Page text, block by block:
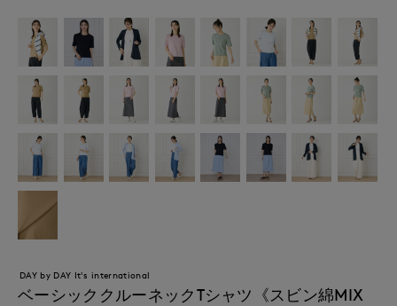
DAY by DAY It's international
ベーシッククルーネックTシャツ《スビン綿MIX